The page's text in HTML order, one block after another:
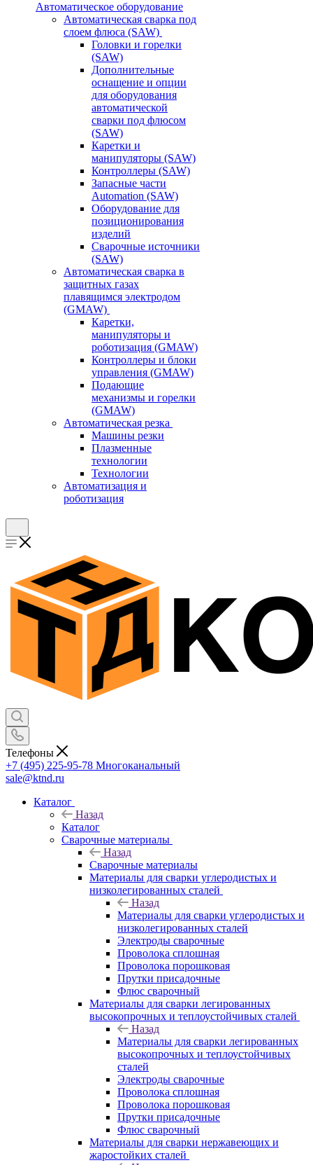
Автоматическое оборудование
Автоматическая сварка под
слоем флюса (SAW)
Головки и горелки
(SAW)
Дополнительные
оснащение и опции
для оборудования
автоматической
сварки под флюсом
(SAW)
Каретки и
манипуляторы (SAW)
Контроллеры (SAW)
Запасные части
Automation (SAW)
Оборудование для
позиционирования
изделий
Сварочные источники
(SAW)
Автоматическая сварка в
защитных газах
плавящимся электродом
(GMAW)
Каретки,
манипуляторы и
роботизация (GMAW)
Контроллеры и блоки
управления (GMAW)
Подающие
механизмы и горелки
(GMAW)
Автоматическая резка
Машины резки
Плазменные
технологии
Технологии
Автоматизация и
роботизация
Телефоны
+7 (495) 225-95-78 Многоканальный
sale@ktnd.ru
Каталог
Назад
Каталог
Сварочные материалы
Назад
Сварочные материалы
Материалы для сварки углеродистых и
низколегированных сталей
Назад
Материалы для сварки углеродистых и
низколегированных сталей
Электроды сварочные
Проволока сплошная
Проволока порошковая
Прутки присадочные
Флюс сварочный
Материалы для сварки легированных
высокопрочных и теплоустойчивых сталей
Назад
Материалы для сварки легированных
высокопрочных и теплоустойчивых
сталей
Электроды сварочные
Проволока сплошная
Проволока порошковая
Прутки присадочные
Флюс сварочный
Материалы для сварки нержавеющих и
жаростойких сталей